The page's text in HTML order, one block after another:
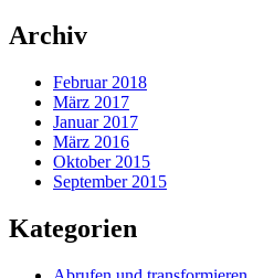
Archiv
Februar 2018
März 2017
Januar 2017
März 2016
Oktober 2015
September 2015
Kategorien